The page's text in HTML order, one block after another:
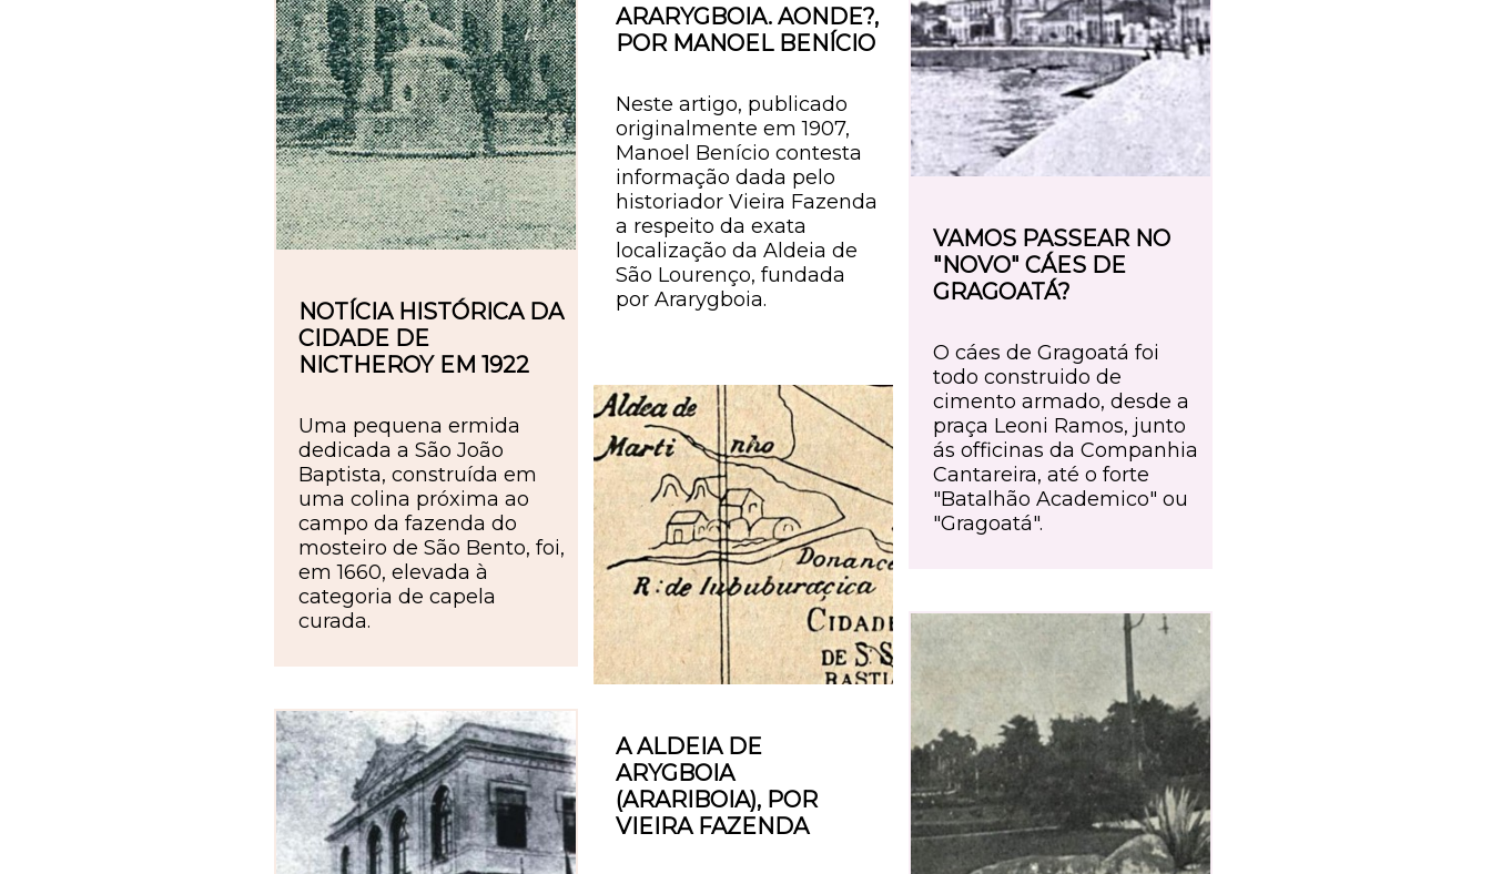
NOTÍCIA HISTÓRICA DA
CIDADE DE
NICTHEROY EM 1922
Uma pequena ermida
dedicada a São João
Baptista, construída em
uma colina próxima ao
campo da fazenda do
mosteiro de São Bento, foi,
em 1660, elevada à
categoria de capela
curada.
ARARYGBOIA. AONDE?,
POR MANOEL BENÍCIO
Neste artigo, publicado
originalmente em 1907,
Manoel Benício contesta
informação dada pelo
historiador Vieira Fazenda
a respeito da exata
localização da Aldeia de
São Lourenço, fundada
por Ararygboia.
A ALDEIA DE
ARYGBOIA
(ARARIBOIA), POR
VIEIRA FAZENDA
VAMOS PASSEAR NO
"NOVO" CÁES DE
GRAGOATÁ?
O cáes de Gragoatá foi
todo construido de
cimento armado, desde a
praça Leoni Ramos, junto
ás officinas da Companhia
Cantareira, até o forte
"Batalhão Academico" ou
"Gragoatá".